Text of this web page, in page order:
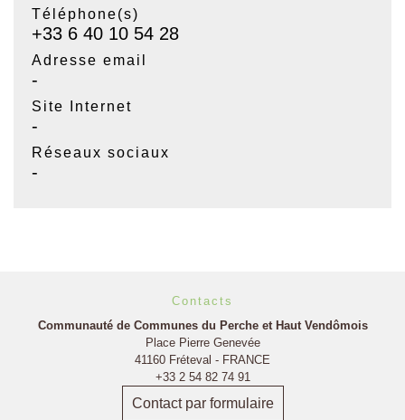
Téléphone(s)
+33 6 40 10 54 28
Adresse email
-
Site Internet
-
Réseaux sociaux
-
Contacts
Communauté de Communes du Perche et Haut Vendômois
Place Pierre Genevée
41160 Fréteval - FRANCE
+33 2 54 82 74 91
Contact par formulaire